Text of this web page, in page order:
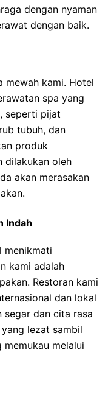
dengan nyaman
dengan baik.
mewah kami. Hotel
spa yang
seperti pijat
tubuh, dan
produk
dilakukan oleh
akan merasakan
Indah
menikmati
kami adalah
Restoran kami
dan lokal
segar dan cita rasa
lezat sambil
melalui